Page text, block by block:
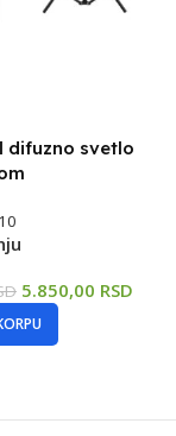
difuzno svetlo
5.850,00 RSD